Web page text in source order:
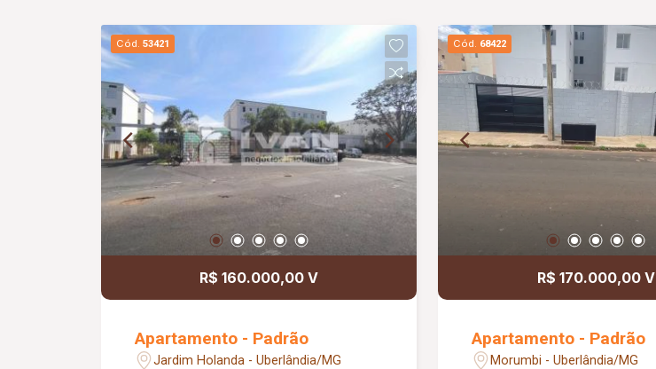
Cód. 53421
R$ 160.000,00 V
Apartamento - Padrão
Jardim Holanda - Uberlândia/MG
Cód. 68422
R$ 170.000,00 V
Apartamento - Padrão
Morumbi - Uberlândia/MG